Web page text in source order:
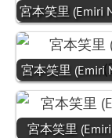
宮本笑里 (Emiri
宮本笑里 (Emiri
宮本笑里